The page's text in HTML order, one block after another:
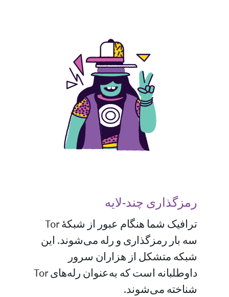
رمزگذاری چند-لایه
ترافیک شما هنگام عبور از شبکهٔ Tor
سه بار رمزگذاری و رله می‌شوند. این
شبکه متشکل از هزاران سرور
داوطلبانه است که به‌عنوان رله‌های Tor
شناخته می‌شوند.